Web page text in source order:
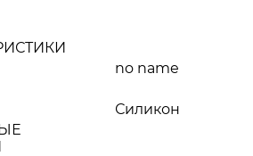
no name
Силикон